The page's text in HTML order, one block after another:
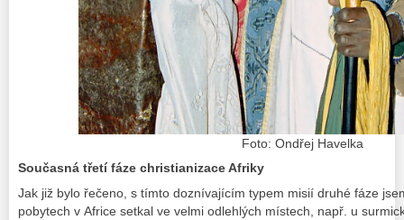
Foto: Ondřej Havelka
Současná třetí fáze christianizace Afriky
Jak již bylo řečeno, s tímto doznívajícím typem misií druhé fáze
pobytech v Africe setkal ve velmi odlehlých místech, např. u